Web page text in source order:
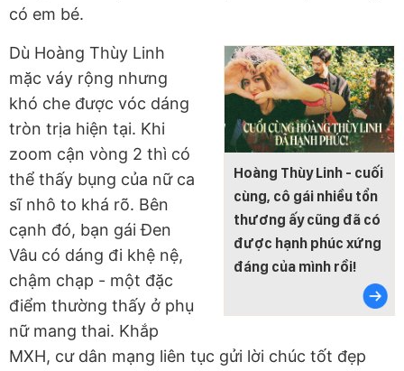
có em bé.
Hoàng Thùy Linh - cuối
cùng, cô gái nhiều tổn
thương ấy cũng đã có
được hạnh phúc xứng
đáng của mình rồi!
Dù Hoàng Thùy Linh
mặc váy rộng nhưng
khó che được vóc dáng
tròn trịa hiện tại. Khi
zoom cận vòng 2 thì có
thể thấy bụng của nữ ca
sĩ nhô to khá rõ. Bên
cạnh đó, bạn gái Đen
Vâu có dáng đi khệ nệ,
chậm chạp - một đặc
điểm thường thấy ở phụ
nữ mang thai. Khắp
MXH, cư dân mạng liên tục gửi lời chúc tốt đẹp